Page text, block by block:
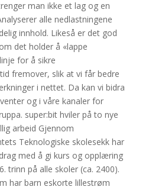
man ikke et lag og en
alle nedlastningene
innhold. Likeså er det god
det holder å «lappe
for å sikre
fremover, slik at vi får bedre
i nettet. Da kan vi bidra
og i våre kanaler for
super:bit hviler på to nye
arbeid Gjennom
Teknologiske skolesekk har
med å gi kurs og opplæring
trinn på alle skoler (ca. 2400).
har barn eskorte lillestrøm